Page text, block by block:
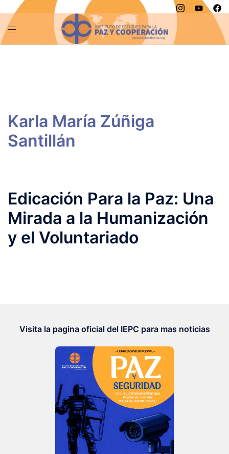
Saltar
contenido
Edicación Para la Paz: Una
Mirada a la Humanización
y el Voluntariado
Visita la pagina oficial del IEPC para mas noticias